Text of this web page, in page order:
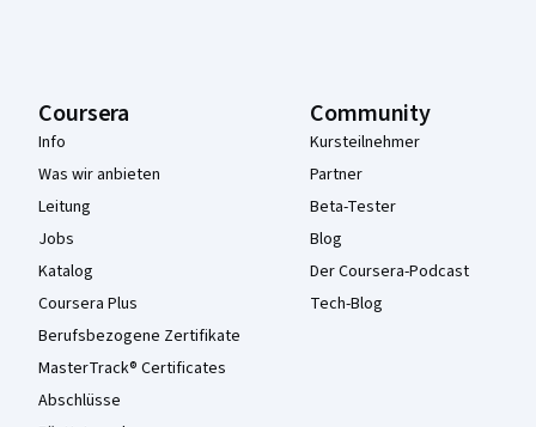
Coursera
Info
Was wir anbieten
Leitung
Jobs
Katalog
Coursera Plus
Berufsbezogene Zertifikate
MasterTrack® Certificates
Abschlüsse
Community
Kursteilnehmer
Partner
Beta-Tester
Blog
Der Coursera-Podcast
Tech-Blog